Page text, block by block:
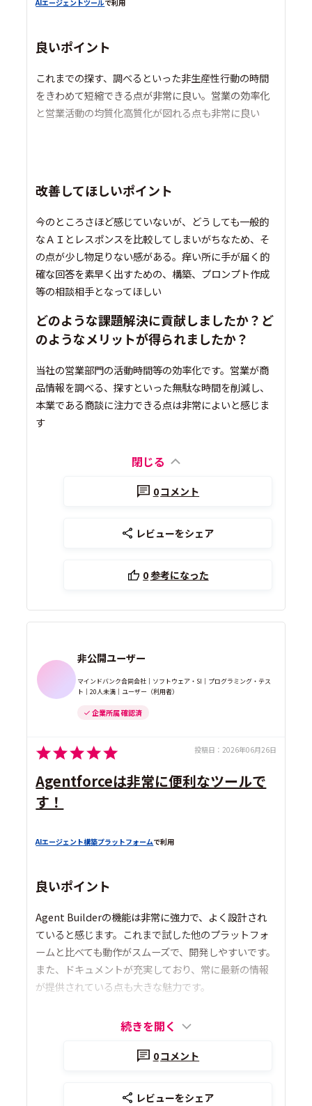
AIエージェントツールで利用
良いポイント
これまでの探す、調べるといった非生産性行動の時間
をきわめて短縮できる点が非常に良い。営業の効率化
と営業活動の均質化高質化が図れる点も非常に良い
改善してほしいポイント
今のところさほど感じていないが、どうしても一般的
なＡＩとレスポンスを比較してしまいがちなため、そ
の点が少し物足りない感がある。痒い所に手が届く的
確な回答を素早く出すための、構築、プロンプト作成
等の相談相手となってほしい
どのような課題解決に貢献しましたか？ど
のようなメリットが得られましたか？
当社の営業部門の活動時間等の効率化です。営業が商
品情報を調べる、探すといった無駄な時間を削減し、
本業である商談に注力できる点は非常によいと感じま
す
閉じる
0コメント
レビューをシェア
0参考になった
非公開ユーザー
マインドバンク合同会社｜ソフトウェア・SI｜プログラミング・テス
ト｜20人未満｜ユーザー（利用者）
企業所属 確認済
投稿日： 2026年06月26日
Agentforceは非常に便利なツールで
す！
AIエージェント構築プラットフォームで利用
良いポイント
Agent Builderの機能は非常に強力で、よく設計され
ていると感じます。これまで試した他のプラットフォ
ームと比べても動作がスムーズで、開発しやすいです。
また、ドキュメントが充実しており、常に最新の情報
が提供されている点も大きな魅力です。
続きを開く
0コメント
レビューをシェア